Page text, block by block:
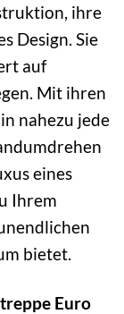
ihre
Design. Sie
auf
Mit ihren
nahezu jede
eines
Ihrem
bietet.
Euro